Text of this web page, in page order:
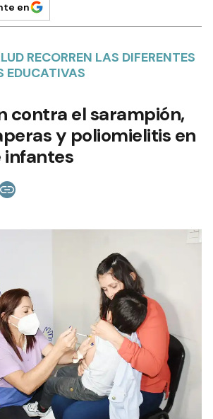
en
RECORREN LAS DIFERENTES
EDUCATIVAS
contra el sarampión,
y poliomielitis en
infantes